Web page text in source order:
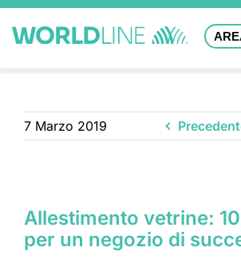
7 Marzo 2019
Allestimento vetrine:
per un negozio di